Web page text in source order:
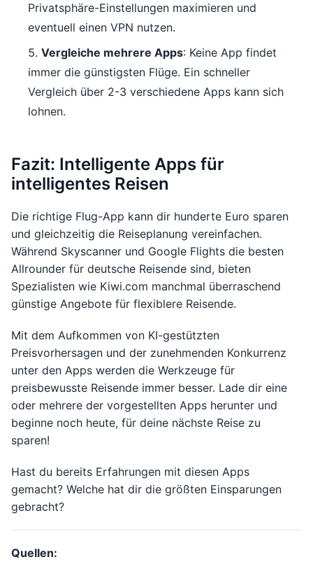
Privatsphäre-Einstellungen maximieren und
eventuell einen VPN nutzen.
Vergleiche mehrere Apps: Keine App findet
immer die günstigsten Flüge. Ein schneller
Vergleich über 2-3 verschiedene Apps kann sich
lohnen.
Fazit: Intelligente Apps für
intelligentes Reisen
Die richtige Flug-App kann dir hunderte Euro sparen
und gleichzeitig die Reiseplanung vereinfachen.
Während Skyscanner und Google Flights die besten
Allrounder für deutsche Reisende sind, bieten
Spezialisten wie Kiwi.com manchmal überraschend
günstige Angebote für flexiblere Reisende.
Mit dem Aufkommen von KI-gestützten
Preisvorhersagen und der zunehmenden Konkurrenz
unter den Apps werden die Werkzeuge für
preisbewusste Reisende immer besser. Lade dir eine
oder mehrere der vorgestellten Apps herunter und
beginne noch heute, für deine nächste Reise zu
sparen!
Hast du bereits Erfahrungen mit diesen Apps
gemacht? Welche hat dir die größten Einsparungen
gebracht?
Quellen: